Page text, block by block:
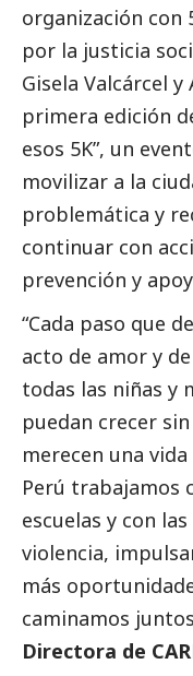
organización con
por la justicia
Gisela Valcárcel y
primera edición
esos 5K”, un
movilizar a la
problemática y
continuar con
prevención y
“Cada paso que
acto de amor y
todas las niñas y
puedan crecer
merecen una vida
Perú trabajamos
escuelas y con
violencia,
más
caminamos
Directora de